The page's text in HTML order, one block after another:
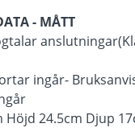
- MÅTT
ingår-
Höjd 24.5cm Djup